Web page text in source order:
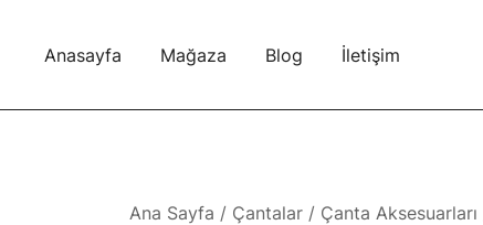
Anasayfa Mağaza Blog İletişim
Ana Sayfa / Çantalar / Çanta Aksesuarları